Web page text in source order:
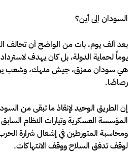
السودان إلى أين؟
بعد ألف يوم، بات من الواضح أن تحالف
يوماً لحماية الدولة، بل كان يهدف
هي سودان ممزق، جيش منهك، وشعب
رصاصًا.
إن الطريق الوحيد لإنقاذ ما تبقى من
المؤسسة العسكرية وتيارات النظام
ومحاسبة المتورطين في إشعال شرارة
لوقف تدفق السلاح ووقف الانتهاكات.